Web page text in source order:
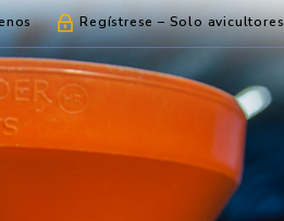
Regístrese – Solo avicultores